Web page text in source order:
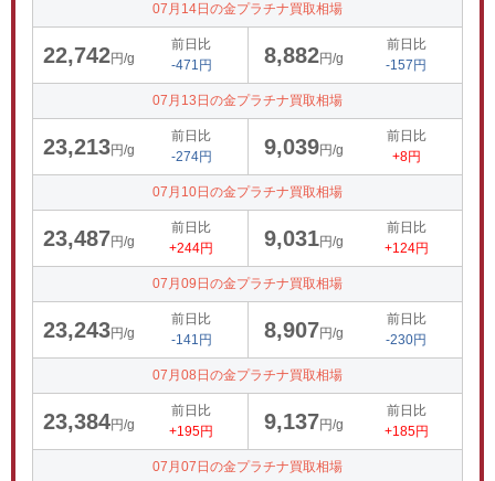
07月14日の金プラチナ買取相場
22,742円/g
前日比
-471円
8,882円/g
前日比
-157円
07月13日の金プラチナ買取相場
23,213円/g
前日比
-274円
9,039円/g
前日比
+8円
07月10日の金プラチナ買取相場
23,487円/g
前日比
+244円
9,031円/g
前日比
+124円
07月09日の金プラチナ買取相場
23,243円/g
前日比
-141円
8,907円/g
前日比
-230円
07月08日の金プラチナ買取相場
23,384円/g
前日比
+195円
9,137円/g
前日比
+185円
07月07日の金プラチナ買取相場